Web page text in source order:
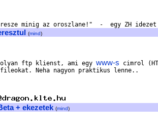
(mind)
ftp klienst, ami egy www-s cimrol
Neha nagyon praktikus lenne..
+ ekezetek (mind)